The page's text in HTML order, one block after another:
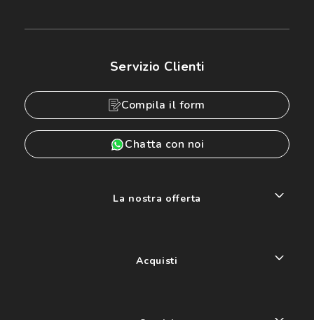
Servizio Clienti
Compila il form
Chatta con noi
La nostra offerta
Acquisti